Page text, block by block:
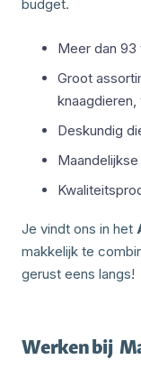
budget.
Meer dan 93
Groot
Deskundig
Je vindt ons in het
makkelijk te
gerust eens langs!
Werken bij